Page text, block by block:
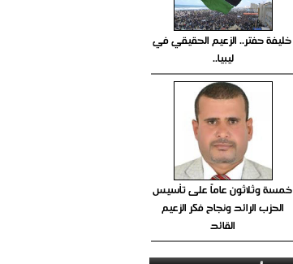
خليفة حفتر.. الزعيم الحقيقي في
ليبيا..
خمسة وثلاثون عاماً على تأسيس
الحزب الرائد ونجاح فكر الزعيم
القائد